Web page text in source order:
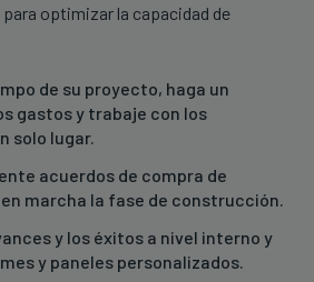
optimizar la capacidad de
de su proyecto, haga un
gastos y trabaje con los
solo lugar.
acuerdos de compra de
marcha la fase de construcción.
y los éxitos a nivel interno y
y paneles personalizados.